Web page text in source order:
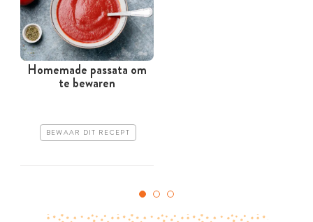
Homemade passata om
te bewaren
BEWAAR DIT RECEPT